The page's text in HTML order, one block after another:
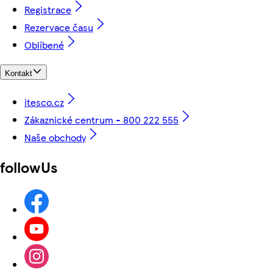
Registrace
Rezervace času
Oblíbené
Kontakt
itesco.cz
Zákaznické centrum - 800 222 555
Naše obchody
followUs